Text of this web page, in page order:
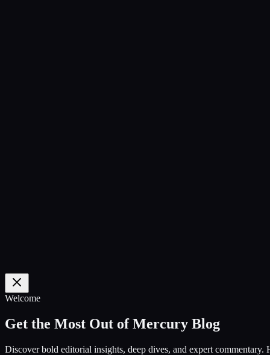
%
Welcome
Get the Most Out of Mercury Blog
Discover bold editorial insights, deep dives, and expert